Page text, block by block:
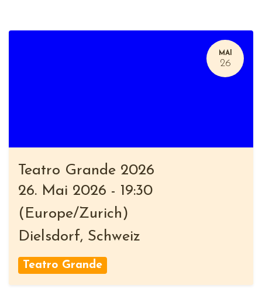
MAI
26
Teatro Grande 2026
26. Mai 2026 - 19:30
( Europe/Zurich )
Dielsdorf, Schweiz
Teatro Grande